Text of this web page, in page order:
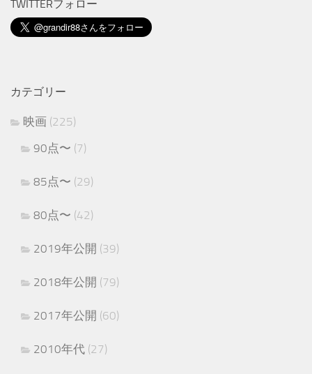
TWITTERフォロー
カテゴリー
映画 (225)
90点〜 (7)
85点〜 (29)
80点〜 (42)
2019年公開 (39)
2018年公開 (79)
2017年公開 (60)
2010年代 (27)